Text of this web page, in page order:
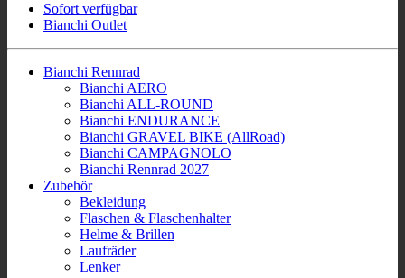
Sofort verfügbar
Bianchi Outlet
Bianchi Rennrad
Bianchi AERO
Bianchi ALL-ROUND
Bianchi ENDURANCE
Bianchi GRAVEL BIKE (AllRoad)
Bianchi CAMPAGNOLO
Bianchi Rennrad 2027
Zubehör
Bekleidung
Flaschen & Flaschenhalter
Helme & Brillen
Laufräder
Lenker